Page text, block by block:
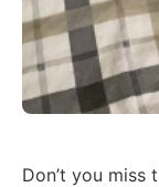
Don’t you miss